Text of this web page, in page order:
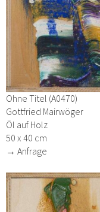
Ohne Titel (A0470)
Gottfried Mairwöger
Öl auf Holz
50 x 40 cm
→ Anfrage